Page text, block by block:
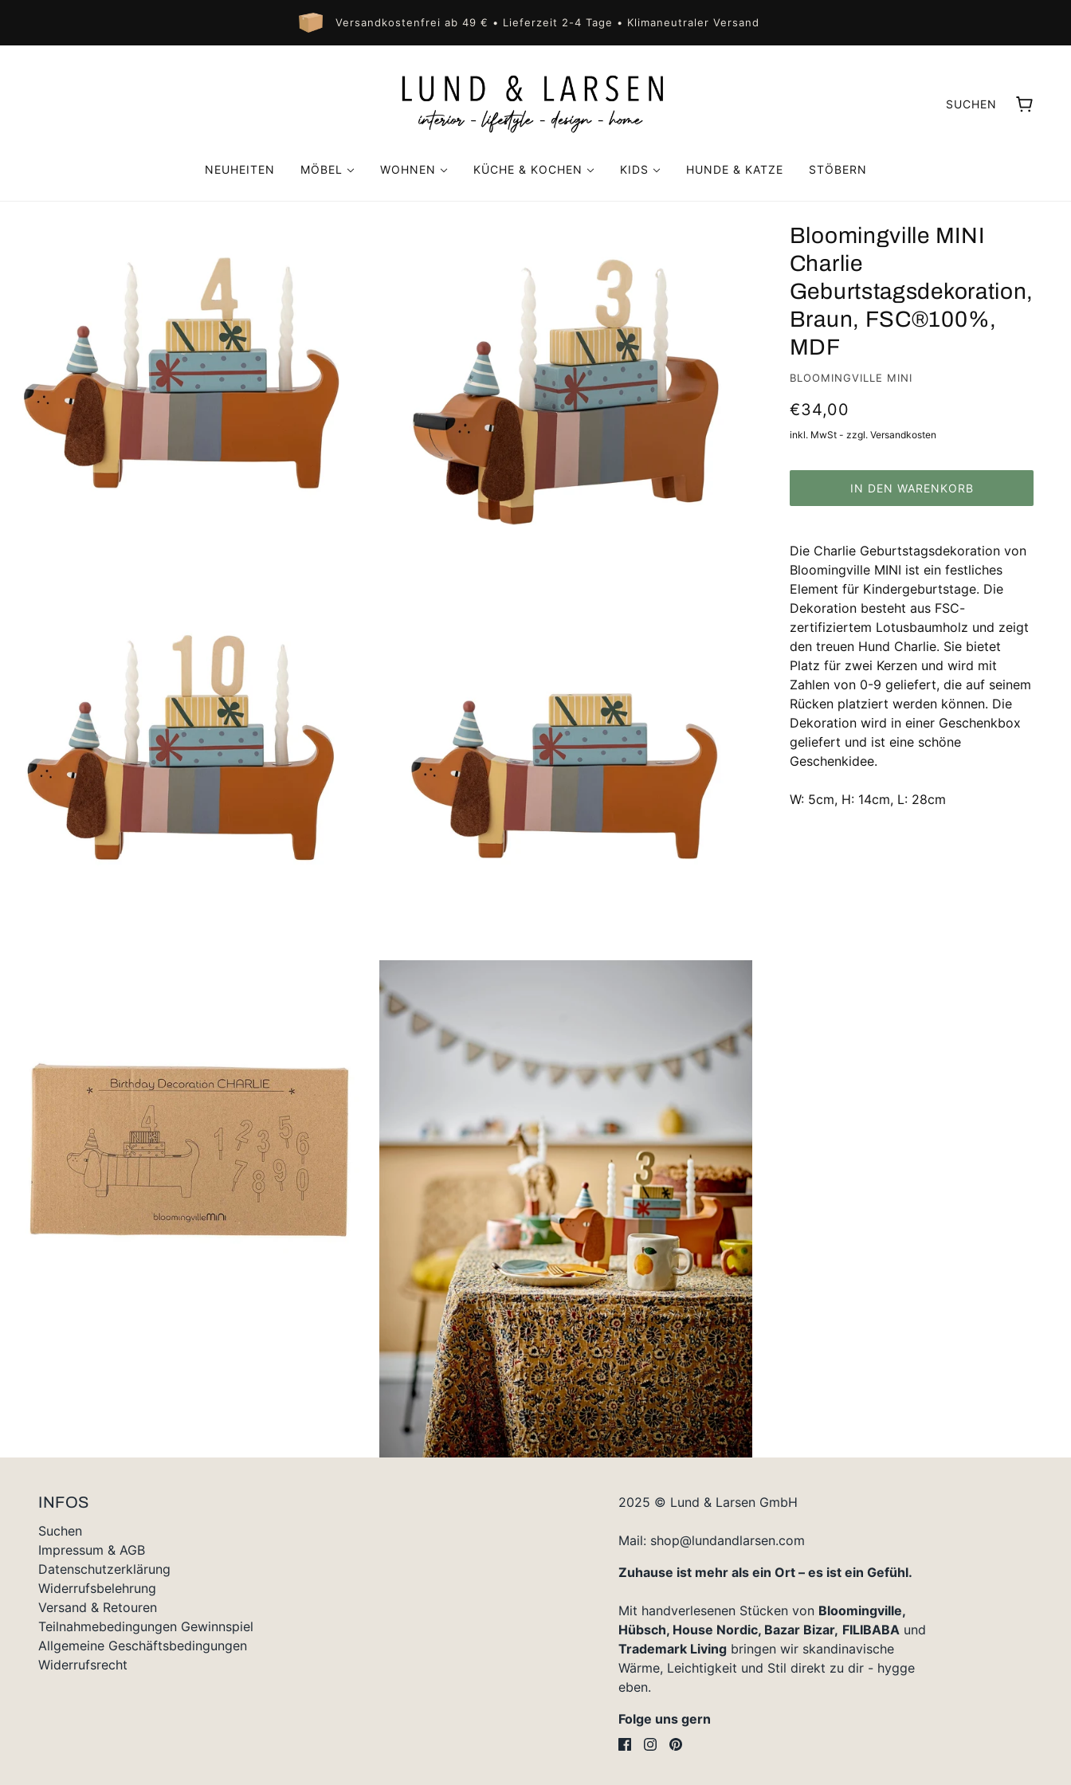
Versandkostenfrei ab 49 € • Lieferzeit 2-4 Tage • Klimaneutraler Versand
SUCHEN
NEUHEITEN MÖBEL WOHNEN
VASEN UND BLUMENTÖPFE
KÖRBE UND KISTEN
BILDERRAHMEN UND POSTER
KERZENSTÄNDER & WINDLICHTER
KÜCHE & KOCHEN
KÜCHENGERÄTE
KIDS
KLEINMÖBEL
HUNDE & KATZE STÖBERN
Bloomingville MINI
Charlie
Geburtstagsdekoration,
Braun, FSC®100%,
MDF
BLOOMINGVILLE MINI
€34,00
inkl. MwSt - zzgl. Versandkosten
IN DEN WARENKORB
Die Charlie Geburtstagsdekoration von
Bloomingville MINI ist ein festliches
Element für Kindergeburtstage. Die
Dekoration besteht aus FSC-
zertifiziertem Lotusbaumholz und zeigt
den treuen Hund Charlie. Sie bietet
Platz für zwei Kerzen und wird mit
Zahlen von 0-9 geliefert, die auf seinem
Rücken platziert werden können. Die
Dekoration wird in einer Geschenkbox
geliefert und ist eine schöne
Geschenkidee.
W: 5cm, H: 14cm, L: 28cm
INFOS
Suchen
Impressum & AGB
Datenschutzerklärung
Widerrufsbelehrung
Versand & Retouren
Teilnahmebedingungen Gewinnspiel
Allgemeine Geschäftsbedingungen
Widerrufsrecht
2025 © Lund & Larsen GmbH
Mail: shop@lundandlarsen.com
Zuhause ist mehr als ein Ort – es ist ein Gefühl.
Mit handverlesenen Stücken von Bloomingville,
Hübsch, House Nordic, Bazar Bizar, FILIBABA und
Trademark Living bringen wir skandinavische
Wärme, Leichtigkeit und Stil direkt zu dir - hygge
eben.
Folge uns gern